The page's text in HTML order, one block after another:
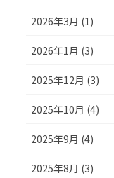
2026年3月 (1)
2026年1月 (3)
2025年12月 (3)
2025年10月 (4)
2025年9月 (4)
2025年8月 (3)